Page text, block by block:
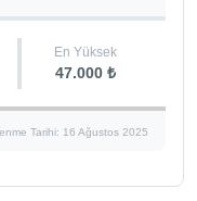
En Yüksek
47.000 ₺
Tarihi: 16 Ağustos 2025